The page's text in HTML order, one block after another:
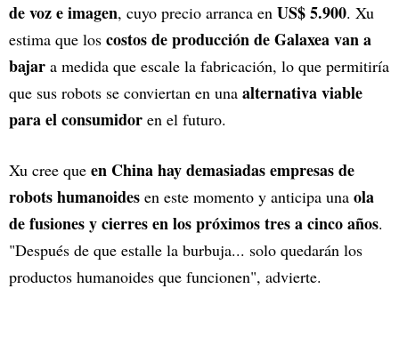
de voz e imagen, cuyo precio arranca en US$ 5.900. Xu
estima que los costos de producción de Galaxea van a
bajar a medida que escale la fabricación, lo que permitiría
que sus robots se conviertan en una alternativa viable
para el consumidor en el futuro.
Xu cree que en China hay demasiadas empresas de
robots humanoides en este momento y anticipa una ola
de fusiones y cierres en los próximos tres a cinco años.
"Después de que estalle la burbuja... solo quedarán los
productos humanoides que funcionen", advierte.